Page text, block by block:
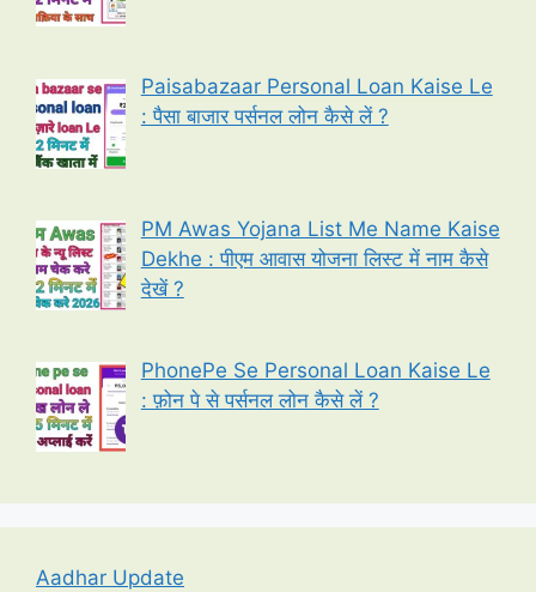
Paisabazaar Personal Loan Kaise Le
: पैसा बाजार पर्सनल लोन कैसे लें ?
PM Awas Yojana List Me Name Kaise
Dekhe : पीएम आवास योजना लिस्ट में नाम कैसे
देखें ?
PhonePe Se Personal Loan Kaise Le
: फ़ोन पे से पर्सनल लोन कैसे लें ?
Aadhar Update